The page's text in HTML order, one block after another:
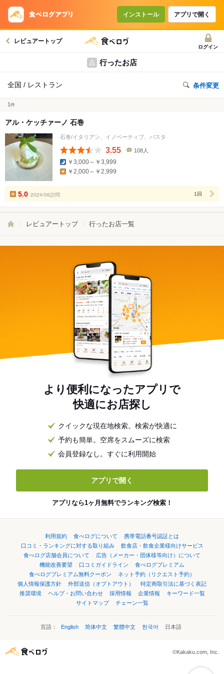
インストール アプリで開く
レビュアートップ
ログイン
行ったお店
全国 / レストラン 条件変更
1 件
アル・ケッチァーノ 石巻
石巻/イタリアン、イノベーティブ、パスタ
3.55
数
108人
￥3,000～￥3,999
￥2,000～￥2,999
5.0 2024/06訪問 1回
レビュアートップ 行ったお店一覧
より便利になったアプリで
快適にお店探し
クイックな現在地検索。検索が快適に
予約も簡単。空席をスムーズに検索
会員登録なし。すぐに利用開始
アプリで開く
アプリなら1ヶ月無料でランキング検索！
利用規約 食べログについて
携帯電話番号認証とは
口コミ・ランキングに対する取り組み
飲食店・飲食企業様向けサービス
食べログ店舗会員について
広告（メーカー・団体様等向け）について
機能改善要望
口コミガイドライン
食べログプレミアム
食べログプレミアム無料クーポン
ネット予約（リクエスト予約）
個人情報保護方針
外部送信（オプトアウト）
特定商取引法に基づく表記
推奨環境
ヘルプ・お問い合わせ 採用情報 企業情報
キーワード一覧
サイトマップ
チェーン一覧
言語： English 简体中文 繁體中文 한국어 日本語
©Kakaku.com, Inc.